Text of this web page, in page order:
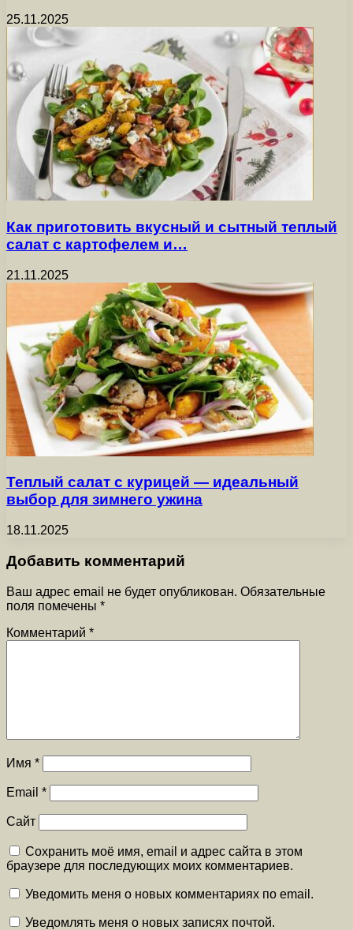
25.11.2025
Как приготовить вкусный и сытный теплый
салат с картофелем и…
21.11.2025
Теплый салат с курицей — идеальный
выбор для зимнего ужина
18.11.2025
Добавить комментарий
Ваш адрес email не будет опубликован. Обязательные
поля помечены *
Комментарий *
Имя *
Email *
Сайт
Сохранить моё имя, email и адрес сайта в этом
браузере для последующих моих комментариев.
Уведомить меня о новых комментариях по email.
Уведомлять меня о новых записях почтой.